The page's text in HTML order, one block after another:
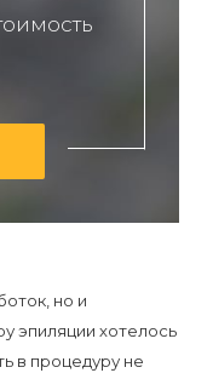
но и
эпиляции хотелось
в процедуру не